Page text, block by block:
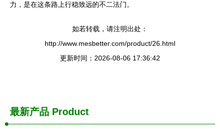
力，是在这条路上行稳致远的不二法门。
如若转载，请注明出处：
http://www.mesbetter.com/product/26.html
更新时间：2026-08-06 17:36:42
最新产品 Product